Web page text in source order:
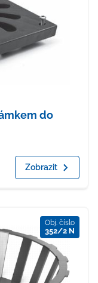
do
Zobrazit
Obj. číslo
352/2 N